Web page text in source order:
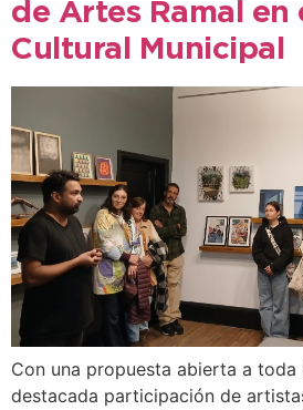
de Artes Ramal en
Cultural Municipal
Con una propuesta abierta a toda
destacada participación de